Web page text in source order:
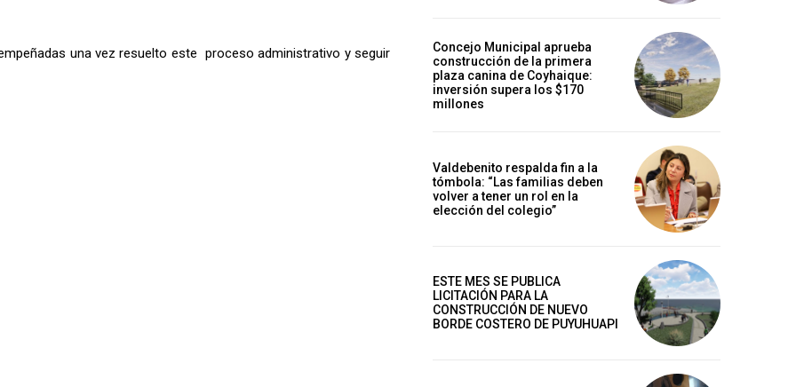
una vez resuelto este proceso administrativo y seguir
Concejo Municipal aprueba
construcción de la primera
plaza canina de Coyhaique:
inversión supera los $170
millones
Valdebenito respalda fin a la
tómbola: “Las familias deben
volver a tener un rol en la
elección del colegio”
ESTE MES SE PUBLICA
LICITACIÓN PARA LA
CONSTRUCCIÓN DE NUEVO
BORDE COSTERO DE PUYUHUAPI